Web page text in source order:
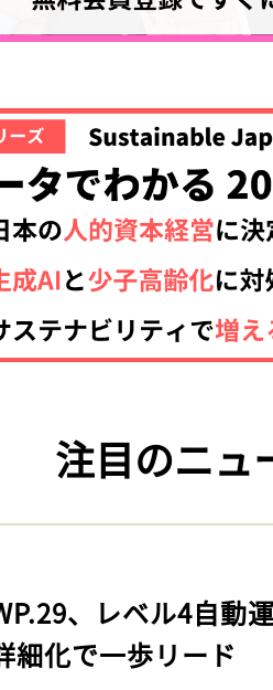
注目のニュ
、レベル4自動
細化で一歩リード